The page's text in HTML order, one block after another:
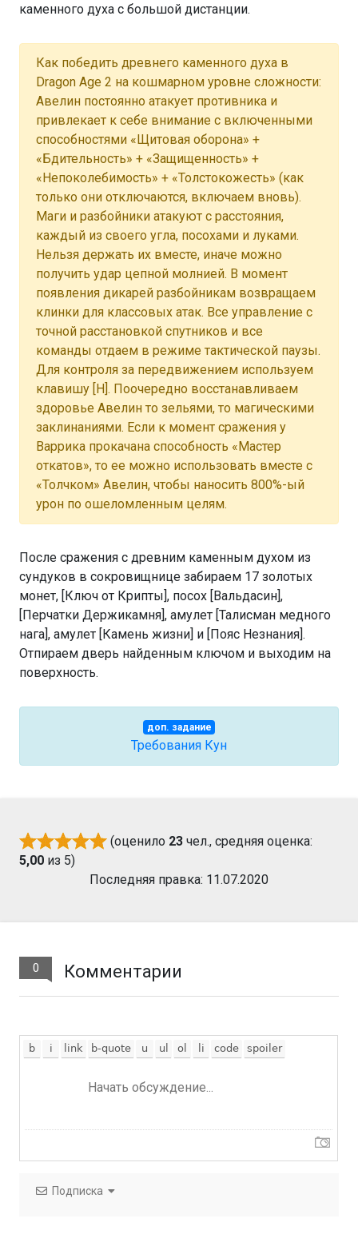
каменного духа с большой дистанции.
Как победить древнего каменного духа в
Dragon Age 2 на кошмарном уровне сложности:
Авелин постоянно атакует противника и
привлекает к себе внимание с включенными
способностями «Щитовая оборона» +
«Бдительность» + «Защищенность» +
«Непоколебимость» + «Толстокожесть» (как
только они отключаются, включаем вновь).
Маги и разбойники атакуют с расстояния,
каждый из своего угла, посохами и луками.
Нельзя держать их вместе, иначе можно
получить удар цепной молнией. В момент
появления дикарей разбойникам возвращаем
клинки для классовых атак. Все управление с
точной расстановкой спутников и все
команды отдаем в режиме тактической паузы.
Для контроля за передвижением используем
клавишу [H]. Поочередно восстанавливаем
здоровье Авелин то зельями, то магическими
заклинаниями. Если к момент сражения у
Варрика прокачана способность «Мастер
откатов», то ее можно использовать вместе с
«Толчком» Авелин, чтобы наносить 800%-ый
урон по ошеломленным целям.
После сражения с древним каменным духом из
сундуков в сокровищнице забираем 17 золотых
монет, [Ключ от Крипты], посох [Вальдасин],
[Перчатки Держикамня], амулет [Талисман медного
нага], амулет [Камень жизни] и [Пояс Незнания].
Отпираем дверь найденным ключом и выходим на
поверхность.
доп. задание
Требования Кун
(оценило 23 чел., средняя оценка:
5,00 из 5)
Последняя правка: 11.07.2020
0 Комментарии
Подписка